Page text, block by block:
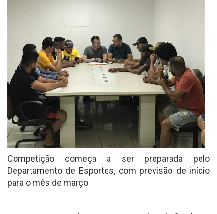
Competição começa a ser preparada pelo
Departamento de Esportes, com previsão de início
para o mês de março